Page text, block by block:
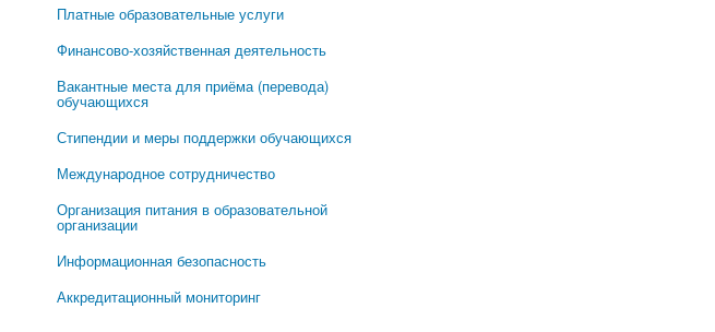
Платные образовательные услуги
Финансово-хозяйственная деятельность
Вакантные места для приёма (перевода)
обучающихся
Стипендии и меры поддержки обучающихся
Международное сотрудничество
Организация питания в образовательной
организации
Информационная безопасность
Аккредитационный мониторинг